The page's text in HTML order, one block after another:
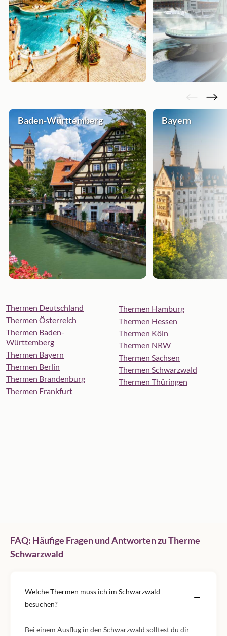
Baden-Württemberg Bayern
Thermen Deutschland
Thermen Österreich
Thermen Baden-
Württemberg
Thermen Bayern
Thermen Berlin
Thermen Brandenburg
Thermen Frankfurt
Thermen Hamburg
Thermen Hessen
Thermen Köln
Thermen NRW
Thermen Sachsen
Thermen Schwarzwald
Thermen Thüringen
FAQ: Häufige Fragen und Antworten zu Therme
Schwarzwald
Welche Thermen muss ich im Schwarzwald
besuchen?
Bei einem Ausflug in den Schwarzwald solltest du dir